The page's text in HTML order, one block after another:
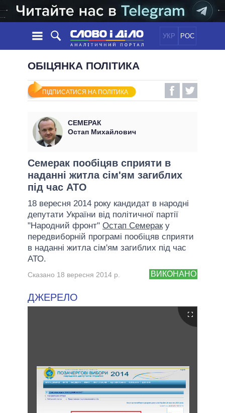
УКР РОС
НОВИНИ
СТРІЧКА
ПОДІЇ
СТАТТІ
ДУМКИ
ОГЛЯДИ
ДАЙДЖЕСТИ
ПОЛІТИКА
ЕКОНОМІКА
СВІТ
ОБIЦЯНКИ
УСІ ПОЛІТИКИ
ПРЕЗИДЕНТ І ОФІС
ВЕРХОВНА РАДА
КАБІНЕТ МІНІСТРІВ
ГОЛОВИ ОБЛАДМІНІСТРАЦІЙ
МЕРИ МІСТ
ВСІ ПЕРСОНИ
ІНФОГРАФІКА
ПІДТРИМАТИ
ОБІЦЯНКА ПОЛІТИКА
ПІДПИСАТИСЯ НА ПОЛІТИКА
СЕМЕРАК
Остап Михайлович
Семерак пообіцяв сприяти в
наданні житла сім'ям загиблих
під час АТО
18 вересня 2014 року кандидат в народні
депутати України від політичної партії
"Народний фронт" Остап Семераку
передвиборній програмі пообіцяв сприяти
в наданні житла сім'ям загиблих під час
АТО.
ВИКОНАНО
Сказано 18 вересня 2014 р.
ДЖЕРЕЛО